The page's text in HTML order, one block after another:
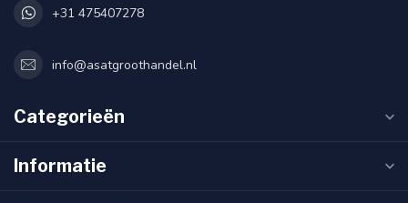
+31 475407278
info@asatgroothandel.nl
Categorieën
Informatie